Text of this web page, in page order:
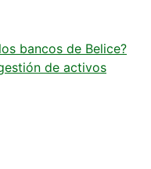
bancos de Belice?
de activos